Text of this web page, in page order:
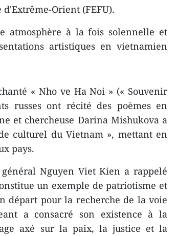
Orient (FEFU).
atmosphère à la fois solennelle et
artistiques en vietnamien
« Nho ve Ha Noi » (« Souvenir
russes ont récité des poèmes en
et chercheuse Darina Mishukova a
culturel du Vietnam », mettant en
pays.
Nguyen Viet Kien a rappelé
un exemple de patriotisme et
départ pour la recherche de la voie
a consacré son existence à la
axé sur la paix, la justice et la